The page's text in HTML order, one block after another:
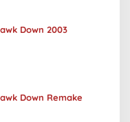
Down 2003
Down Remake